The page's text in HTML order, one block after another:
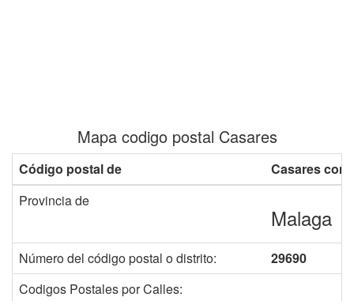
Mapa codigo postal Casares
Código postal de
Casares con
Provincia de
Malaga
Número del código postal o distrito:
29690
Codigos Postales por Calles: